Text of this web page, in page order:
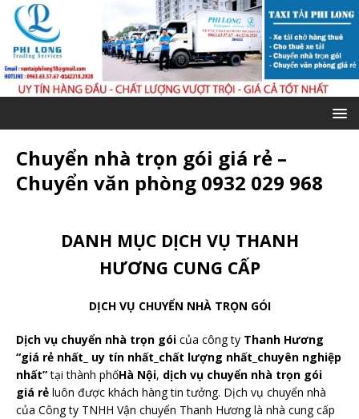
Chuyển nhà trọn gói giá rẻ –
Chuyển văn phòng 0932 029 968
DANH MỤC DỊCH VỤ THANH
HƯƠNG CUNG CẤP
DỊCH VỤ CHUYỂN NHÀ TRỌN GÓI
Dịch vụ chuyển nhà trọn gói của công ty Thanh Hương
“giá rẻ nhất_ uy tín nhất_chất lượng nhất_chuyên nghiệp
nhất”tại thành phốHà Nội, dịch vụ chuyển nhà trọn gói
giá rẻ luôn được khách hàng tin tưởng. Dịch vụ chuyển nhà
của Công ty TNHH Vận chuyển Thanh Hương là nhà cung cấp